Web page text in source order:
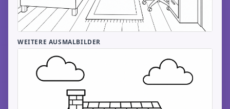
WEITERE AUSMALBILDER